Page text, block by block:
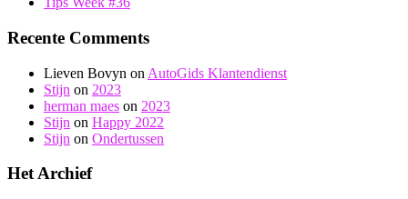
Recente Comments
Lieven Bovyn on AutoGids Klantendienst
Stijn on 2023
herman maes on 2023
Stijn on Happy 2022
Stijn on Ondertussen
Het Archief